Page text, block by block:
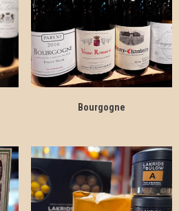
Bourgogne